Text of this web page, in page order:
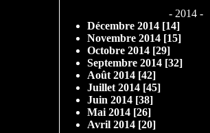
- 2014 -
Décembre 2014 [14]
Novembre 2014 [15]
Octobre 2014 [29]
Septembre 2014 [32]
Août 2014 [42]
Juillet 2014 [45]
Juin 2014 [38]
Mai 2014 [26]
Avril 2014 [20]